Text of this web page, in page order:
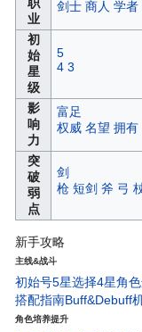
业
剑士 商人 学者
初
始
星
级
5
4 3
影
响
力
富足
权威 名望 拥有
突
破
弱
点
剑
枪 短剑 斧 弓
新手攻略
主线&战斗
初始号5星选择4星角
搭配指南Buff&Debuff
角色培养提升